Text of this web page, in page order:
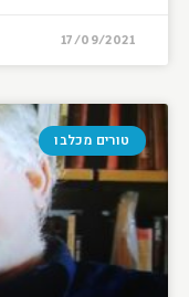
17/09/2021
טורים מכלבו